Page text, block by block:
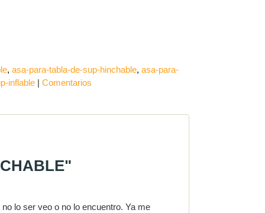
asa-para-tabla-de-sup-hinchable asa-para-
inflable | Comentarios
lo ser veo o no lo encuentro. Ya me